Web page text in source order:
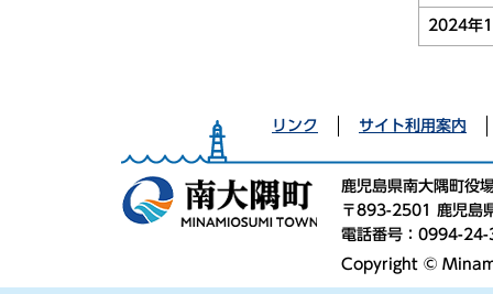
2024年
リンク サイト利用案内
鹿児島県南大隅町役
〒893-2501 鹿児島
電話番号：0994-
Copyright ©